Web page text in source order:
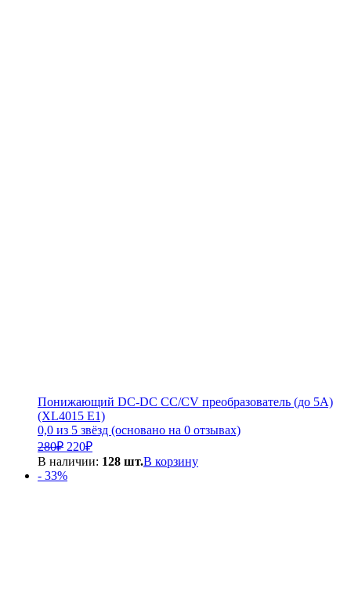
Понижающий DC-DC CC/CV преобразователь (до 5А)
(XL4015 E1)
0,0 из 5 звёзд (основано на 0 отзывах)
280₽ Первоначальная
цена
220₽Текущая
цена:
В наличии: 128 шт.В корзину
- 33%